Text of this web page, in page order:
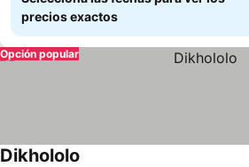
precios exactos
Opción popular
Dikhololo